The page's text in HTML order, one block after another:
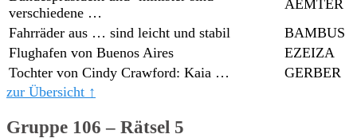
verschiedene …
AEMTER
Fahrräder aus … sind leicht und stabil
BAMBUS
Flughafen von Buenos Aires
EZEIZA
Tochter von Cindy Crawford: Kaia …
GERBER
zur Übersicht ↑
Gruppe 106 – Rätsel 5